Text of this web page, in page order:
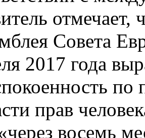
отмечает,
Совета
2017 года
по
прав
восемь